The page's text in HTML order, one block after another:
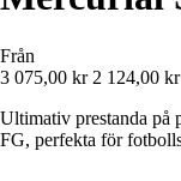
Från
3 075,00 kr 2 124,00 kr
Ultimativ prestanda på
FG, perfekta för